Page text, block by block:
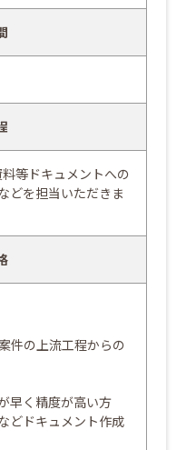
等ドキュメントへの
どを担当いただきま
件の上流工程からの
早く精度が高い方
どドキュメント作成